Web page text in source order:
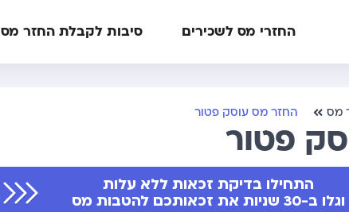
החזרי מס לשכירים סיבות לקבלת החזר מס
מס החזר מס עוסק פטור
פטור
התחילו בדיקת זכאות ללא עלות
וגלו ב-30 שניות את זכאותכם להטבות מס